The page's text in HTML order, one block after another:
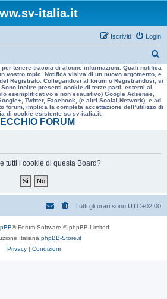
italia.it
Login
Iscriviti
e
r
a
tenere traccia di alcune informazioni. Quali notifica
vostro topic, Notifica visiva di un nuovo argomento, e
Registrato. Collegandosi al forum o Registrandosi, si
inoltre presenti cookie di terze parti, esterni al
esemplificativo e non esaustivo) Google Adsense,
Twitter, Facebook, (e altri Social Network), e ad
forum, implica la completa accettazione dell’utilizzo di
di cookie esistente su sv-italia.it.
FORUM
tutti i cookie di questa Board?
Tutti gli orari sono UTC+02:00
® Forum Software © phpBB Limited
Italiana phpBB-Store.it
Privacy | Condizioni